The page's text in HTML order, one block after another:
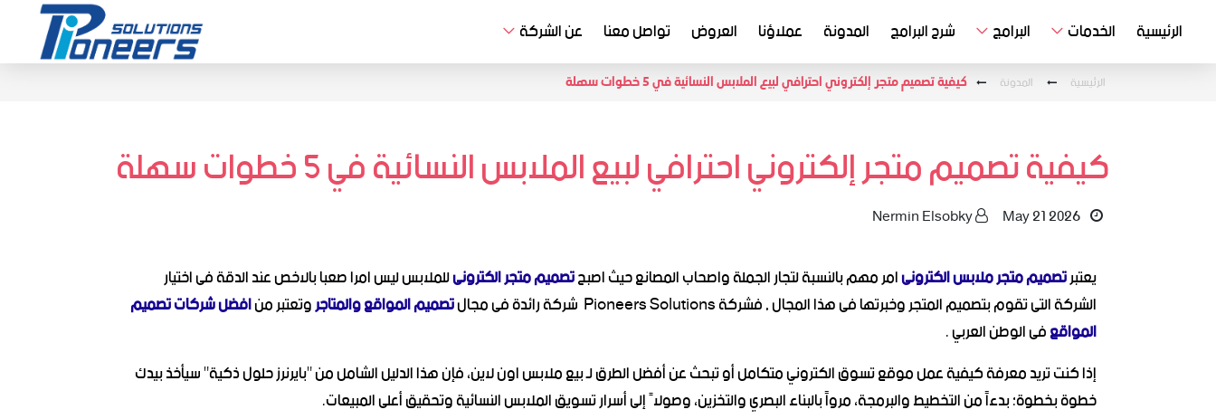
الرئيسية الخدمات البرامج شرح البرامج المدونة عملاؤنا العروض تواصل معنا عن الشركة
الرئيسية المدونة كيفية تصميم متجر إلكتروني احترافي لبيع الملابس النسائية في 5 خطوات سهلة
كيفية تصميم متجر إلكتروني احترافي لبيع الملابس النسائية في 5 خطوات سهلة
May 21 2026
Nermin Elsobky
يعتبرتصميم متجر ملابس الكترونىامر مهم بالنسبة لتجار الجملة واصحاب المصانع حيث اصبحتصميم متجر الكترونىللملابس ليس امرا صعبا بالاخص عند الدقة فى اختيار
الشركة التى تقوم بتصميم المتجر وخبرتها فى هذا المجال , فشركة Pioneers Solutions شركة رائدة فى مجال تصميم المواقع والمتاجروتعتبر منافضل شركات تصميم
المواقعفى الوطن العربي .
إذا كنت تريد معرفة كيفية عمل موقع تسوق الكتروني متكامل أو تبحث عن أفضل الطرق لـ بيع ملابس اون لاين، فإن هذا الدليل الشامل من "بايرنرز حلول ذكية" سيأخذ بيدك
خطوة بخطوة؛ بدءاً من التخطيط والبرمجة، مرواً بالبناء البصري والتخزين، وصولاً إلى أسرار تسويق الملابس النسائية وتحقيق أعلى المبيعات.